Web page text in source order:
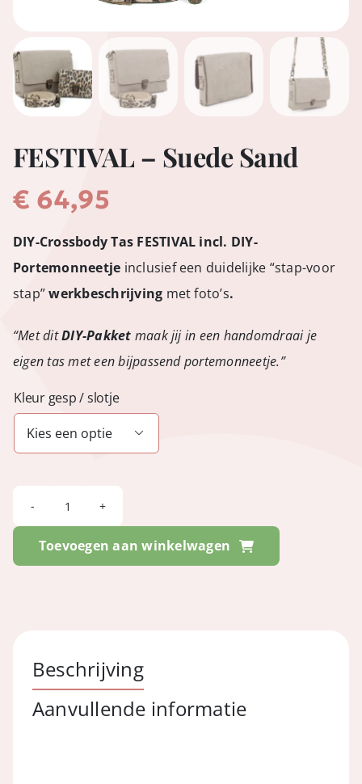
FESTIVAL – Suede Sand
€ 64,95
DIY-Crossbody Tas FESTIVAL incl. DIY-
Portemonneetje inclusief een duidelijke “stap-voor
stap”werkbeschrijving met foto’s.
“Met ditDIY-Pakket maak jij in een handomdraai je
eigen tas met een bijpassend portemonneetje.”
Kleur gesp / slotje

-
Suede
Toevoegen aan winkelwagen
Beschrijving
Aanvullende informatie